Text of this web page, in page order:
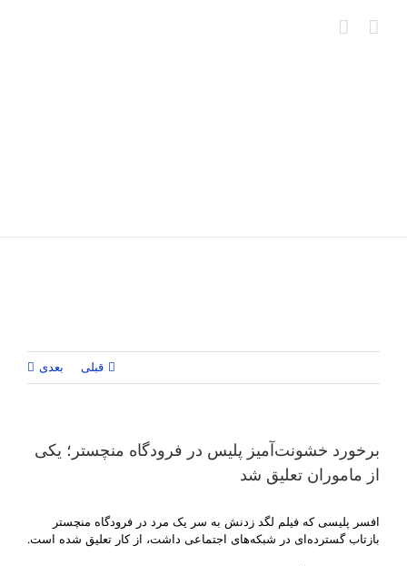
قبلی بعدی
برخورد خشونت‌آمیز پلیس در فرودگاه منچستر؛ یکی
از ماموران تعلیق شد
افسر پلیسی که فیلم لگد زدنش به سر یک مرد در فرودگاه منچستر
بازتاب گسترده‌ای در شبکه‌های اجتماعی داشت، از کار تعلیق شده است.